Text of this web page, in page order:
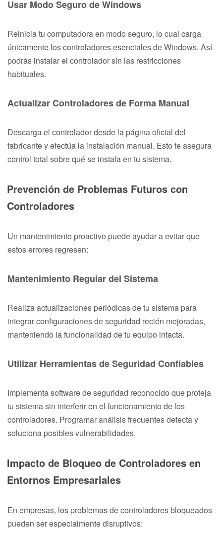
Usar Modo Seguro de Windows
Reinicia tu computadora en modo seguro, lo cual carga
únicamente los controladores esenciales de Windows. Así
podrás instalar el controlador sin las restricciones
habituales.
Actualizar Controladores de Forma Manual
Descarga el controlador desde la página oficial del
fabricante y efectúa la instalación manual. Esto te asegura
control total sobre qué se instala en tu sistema.
Prevención de Problemas Futuros con
Controladores
Un mantenimiento proactivo puede ayudar a evitar que
estos errores regresen:
Mantenimiento Regular del Sistema
Realiza actualizaciones periódicas de tu sistema para
integrar configuraciones de seguridad recién mejoradas,
manteniendo la funcionalidad de tu equipo intacta.
Utilizar Herramientas de Seguridad Confiables
Implementa software de seguridad reconocido que proteja
tu sistema sin interferir en el funcionamiento de los
controladores. Programar análisis frecuentes detecta y
soluciona posibles vulnerabilidades.
Impacto de Bloqueo de Controladores en
Entornos Empresariales
En empresas, los problemas de controladores bloqueados
pueden ser especialmente disruptivos: